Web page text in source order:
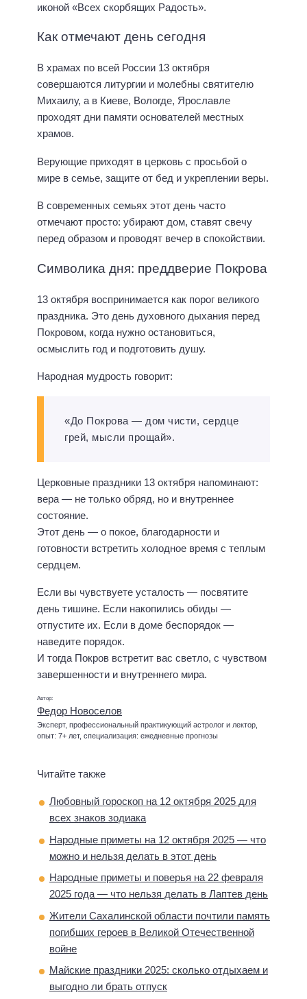
иконой «Всех скорбящих Радость».
Как отмечают день сегодня
В храмах по всей России 13 октября
совершаются литургии и молебны святителю
Михаилу, а в Киеве, Вологде, Ярославле
проходят дни памяти основателей местных
храмов.
Верующие приходят в церковь с просьбой о
мире в семье, защите от бед и укреплении веры.
В современных семьях этот день часто
отмечают просто: убирают дом, ставят свечу
перед образом и проводят вечер в спокойствии.
Символика дня: преддверие Покрова
13 октября воспринимается как порог великого
праздника. Это день духовного дыхания перед
Покровом, когда нужно остановиться,
осмыслить год и подготовить душу.
Народная мудрость говорит:
«До Покрова — дом чисти, сердце
грей, мысли прощай».
Церковные праздники 13 октября напоминают:
вера — не только обряд, но и внутреннее
состояние.
Этот день — о покое, благодарности и
готовности встретить холодное время с теплым
сердцем.
Если вы чувствуете усталость — посвятите
день тишине. Если накопились обиды —
отпустите их. Если в доме беспорядок —
наведите порядок.
И тогда Покров встретит вас светло, с чувством
завершенности и внутреннего мира.
Автор:
Федор Новоселов
Эксперт, профессиональный практикующий астролог и лектор,
опыт: 7+ лет, специализация: ежедневные прогнозы
Читайте также
Любовный гороскоп на 12 октября 2025 для
всех знаков зодиака
Народные приметы на 12 октября 2025 — что
можно и нельзя делать в этот день
Народные приметы и поверья на 22 февраля
2025 года — что нельзя делать в Лаптев день
Жители Сахалинской области почтили память
погибших героев в Великой Отечественной
войне
Майские праздники 2025: сколько отдыхаем и
выгодно ли брать отпуск